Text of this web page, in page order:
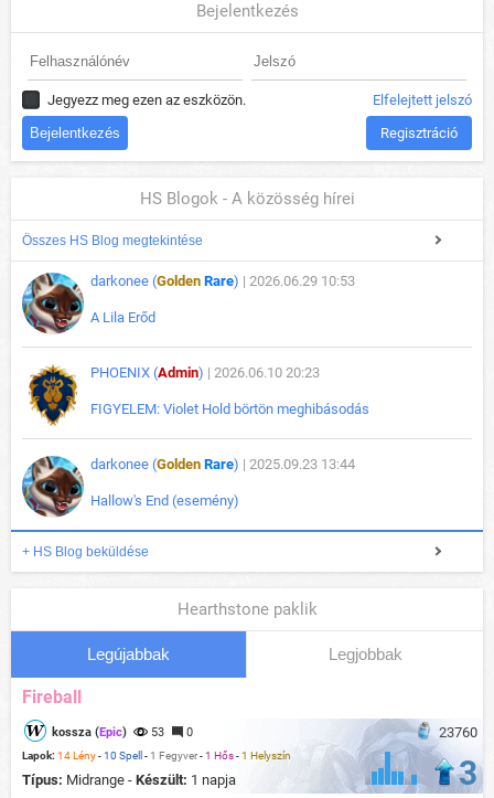
Bejelentkezés
Jegyezz meg ezen az eszközön. Elfelejtett jelszó
Regisztráció
HS Blogok - A közösség hírei
Összes HS Blog megtekintése
darkonee (Golden Rare) | 2026.06.29 10:53
A Lila Erőd
PHOENIX (Admin) | 2026.06.10 20:23
FIGYELEM: Violet Hold börtön meghibásodás
darkonee (Golden Rare) | 2025.09.23 13:44
Hallow's End (esemény)
+ HS Blog beküldése
Hearthstone paklik
Legújabbak Legjobbak
Fireball
23760
kossza (Epic) 53 0
Lapok: 14 Lény-10 Spell - 1 Fegyver-1 Hős-1 Helyszín
Típus: Midrange - Készült: 1 napja 3